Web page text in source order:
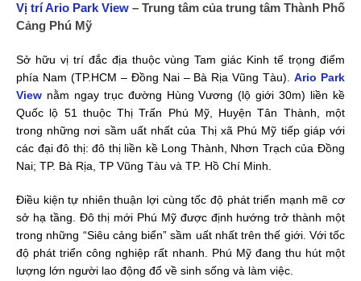
Vị trí Ario Park View – Trung tâm của trung tâm Thành Phố
Cảng Phú Mỹ
Sở hữu vị trí đắc địa thuộc vùng Tam giác Kinh tế trọng điểm
phía Nam (TP.HCM – Đồng Nai – Bà Rịa Vũng Tàu).Ario Park
View nằm ngay trục đường Hùng Vương (lộ giới 30m) liền kề
Quốc lộ 51 thuộc Thị Trấn Phú Mỹ, Huyện Tân Thành, một
trong những nơi sầm uất nhất của Thị xã Phú Mỹ tiếp giáp với
các đại đô thị: đô thị liền kề Long Thành, Nhơn Trạch của Đồng
Nai; TP. Bà Rịa, TP Vũng Tàu và TP. Hồ Chí Minh.
Điều kiện tự nhiên thuận lợi cùng tốc độ phát triển mạnh mẽ cơ
sở hạ tầng. Đô thị mới Phú Mỹ được định hướng trở thành một
trong những “Siêu cảng biển” sầm uất nhất trên thế giới. Với tốc
độ phát triển công nghiệp rất nhanh. Phú Mỹ đang thu hút một
lượng lớn người lao động đổ về sinh sống và làm việc.